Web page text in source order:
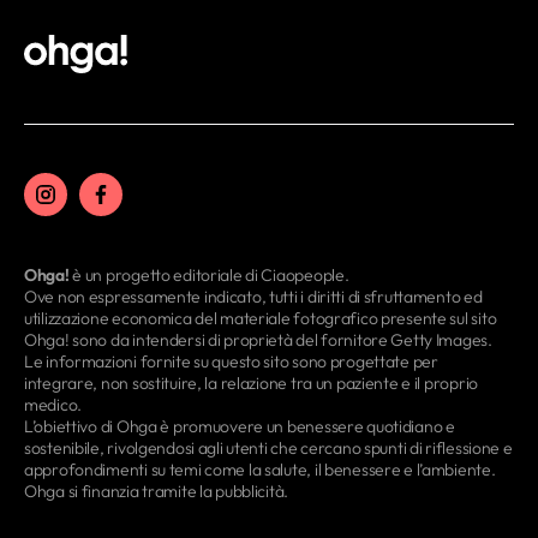
Ohga!è un progetto editoriale di Ciaopeople.
Ove non espressamente indicato, tutti i diritti di sfruttamento ed
utilizzazione economica del materiale fotografico presente sul sito
Ohga! sono da intendersi di proprietà del fornitore Getty Images.
Le informazioni fornite su questo sito sono progettate per
integrare, non sostituire, la relazione tra un paziente e il proprio
medico.
L’obiettivo di Ohga è promuovere un benessere quotidiano e
sostenibile, rivolgendosi agli utenti che cercano spunti di riflessione e
approfondimenti su temi come la salute, il benessere e l’ambiente.
Ohga si finanzia tramite la pubblicità.